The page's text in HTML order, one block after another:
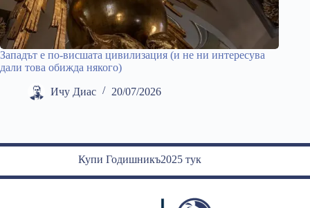
Западът е по-висшата цивилизация (и не ни интересува
дали това обижда някого)
Ичу Диас 20/07/2026
Купи Годишникъ2025 тук